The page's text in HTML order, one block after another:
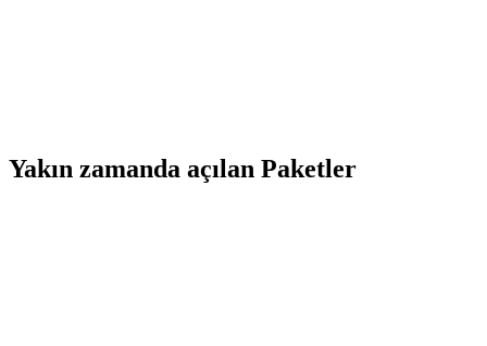
Yakın zamanda açılan Paketler